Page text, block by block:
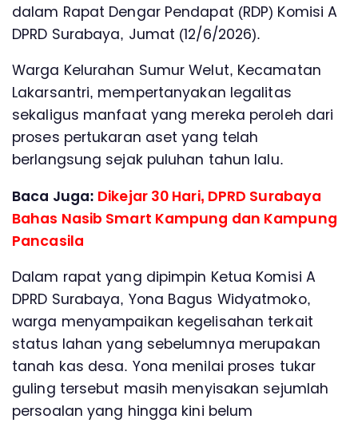
dalam Rapat Dengar Pendapat (RDP) Komisi A
DPRD Surabaya, Jumat (12/6/2026).
Warga Kelurahan Sumur Welut, Kecamatan
Lakarsantri, mempertanyakan legalitas
sekaligus manfaat yang mereka peroleh dari
proses pertukaran aset yang telah
berlangsung sejak puluhan tahun lalu.
Baca Juga: Dikejar 30 Hari, DPRD Surabaya
Bahas Nasib Smart Kampung dan Kampung
Pancasila
Dalam rapat yang dipimpin Ketua Komisi A
DPRD Surabaya, Yona Bagus Widyatmoko,
warga menyampaikan kegelisahan terkait
status lahan yang sebelumnya merupakan
tanah kas desa. Yona menilai proses tukar
guling tersebut masih menyisakan sejumlah
persoalan yang hingga kini belum